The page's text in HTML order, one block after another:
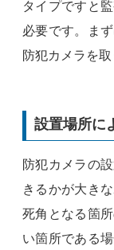
タイプですと
必要です。ま
防犯カメラを
設置場所に
防犯カメラの
きるかが大き
死角となる箇
い箇所である